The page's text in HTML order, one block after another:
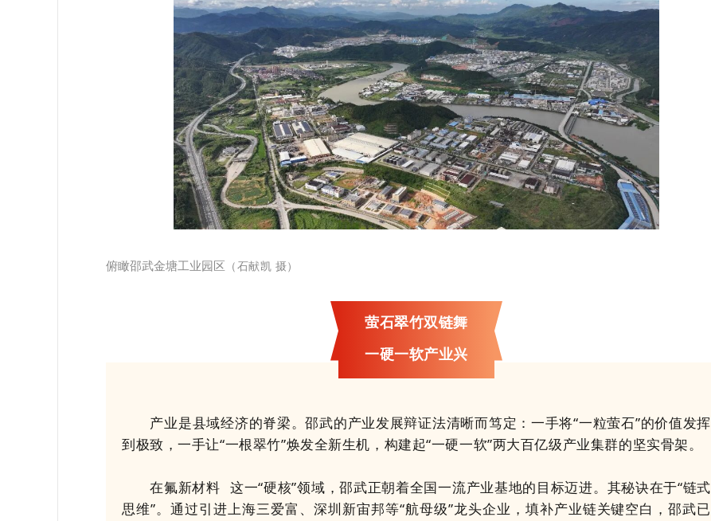
俯瞰邵武金塘工业园区 （石献凯 摄）
萤石翠竹双链舞
一硬一软产业兴
产业是县域经济的脊梁。邵武的产业发展辩证法清晰而笃定：一手将“一粒萤石”的价值发挥
到极致，一手让“一根翠竹”焕发全新生机，构建起“一硬一软”两大百亿级产业集群的坚实骨架。
在氟新材料 这一“硬核”领域，邵武正朝着全国一流产业基地的目标迈进。其秘诀在于“链式
思维”。通过引进上海三爱富、深圳新宙邦等“航母级”龙头企业，填补产业链关键空白，邵武已